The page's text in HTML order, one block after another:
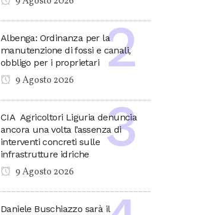
Albenga: Ordinanza per la
manutenzione di fossi e canali,
obbligo per i proprietari
9 Agosto 2026
CIA Agricoltori Liguria denuncia
ancora una volta l’assenza di
interventi concreti sulle
infrastrutture idriche
9 Agosto 2026
Daniele Buschiazzo sarà il